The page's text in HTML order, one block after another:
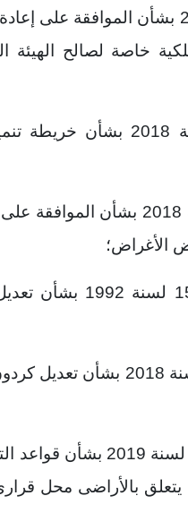
خاصة لصالح الهيئة
وعلى قرار رئيس الجمهورية رقم
وعلى قرار رئيس الجمهورية رقم 108
الأغراض؛
وعلى قرار رئيس مجلس
وعلى قرار رئيس مجلس الوزراء رقم
وعلى قرار رئيس مجلس الوزراء
يتعلق بالأراضى محل